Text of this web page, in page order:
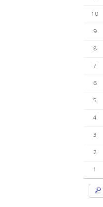
10
9
8
7
6
5
4
3
2
1